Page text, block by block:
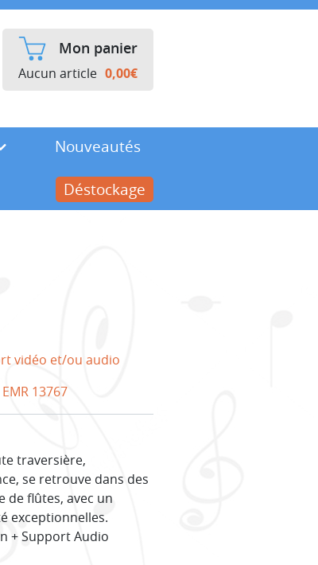
Mon panier
Aucun article 0,00€
Nouveautés
Déstockage
vidéo et/ou audio
EMR 13767
traversière,
se retrouve dans des
de flûtes, avec un
exceptionnelles.
+ Support Audio